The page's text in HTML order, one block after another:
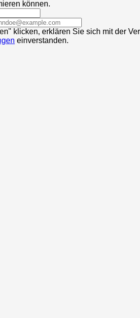
können.
klicken, erklären Sie sich mit der
einverstanden.